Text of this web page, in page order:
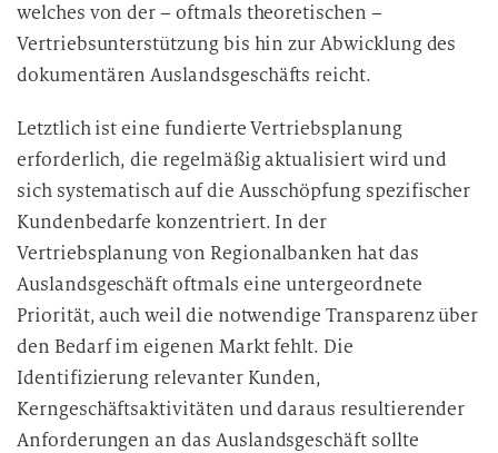
welches von der – oftmals theoretischen –
Vertriebsunterstützung bis hin zur Abwicklung des
dokumentären Auslandsgeschäfts reicht.
Letztlich ist eine fundierte Vertriebsplanung
erforderlich, die regelmäßig aktualisiert wird und
sich systematisch auf die Ausschöpfung spezifischer
Kundenbedarfe konzentriert. In der
Vertriebsplanung von Regionalbanken hat das
Auslandsgeschäft oftmals eine untergeordnete
Priorität, auch weil die notwendige Transparenz über
den Bedarf im eigenen Markt fehlt. Die
Identifizierung relevanter Kunden,
Kerngeschäftsaktivitäten und daraus resultierender
Anforderungen an das Auslandsgeschäft sollte